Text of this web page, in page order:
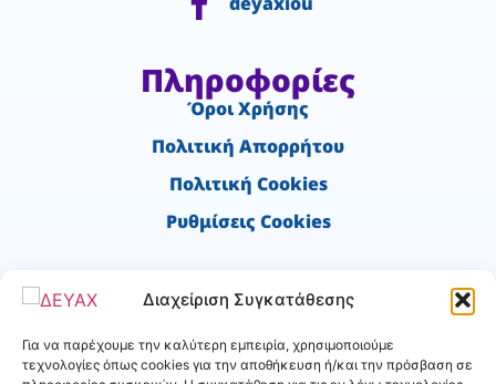
Διαχείριση Συγκατάθεσης
Για να παρέχουμε την καλύτερη εμπειρία, χρησιμοποιούμε
τεχνολογίες όπως cookies για την αποθήκευση ή/και την πρόσβαση σε
Πληροφορίες
Όροι Χρήσης
Πολιτική Απορρήτου
Πολιτική Cookies
Ρυθμίσεις Cookies
Χρήσιμα
Αιτήσεις Αποχέτευσης